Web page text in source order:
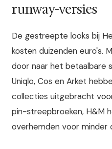
runway-versies
De gestreepte looks bij
kosten duizenden euro's.
door naar het betaalbare
Uniqlo, Cos en Arket
collecties uitgebracht
pin-streepbroeken, H&M
overhemden voor minder